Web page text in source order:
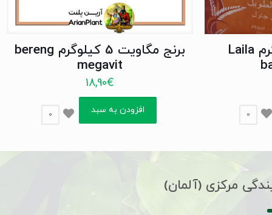
برنج لیلا 10 کیلو گرم Laila
0
برنج مگاویت 5 کیلوگرم bereng
megavit
18,90€
افزودن به سبد 0
مرکزی (آلمان)